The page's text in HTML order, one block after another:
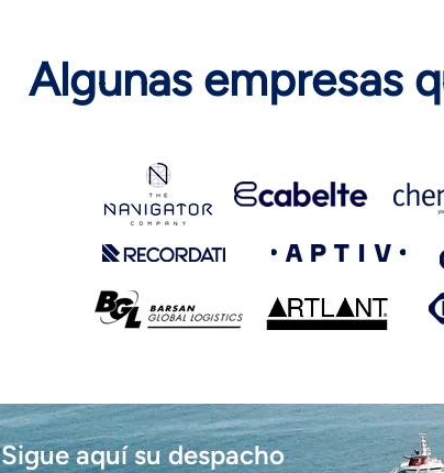
Algunas empresas
Sigue aquí su despacho